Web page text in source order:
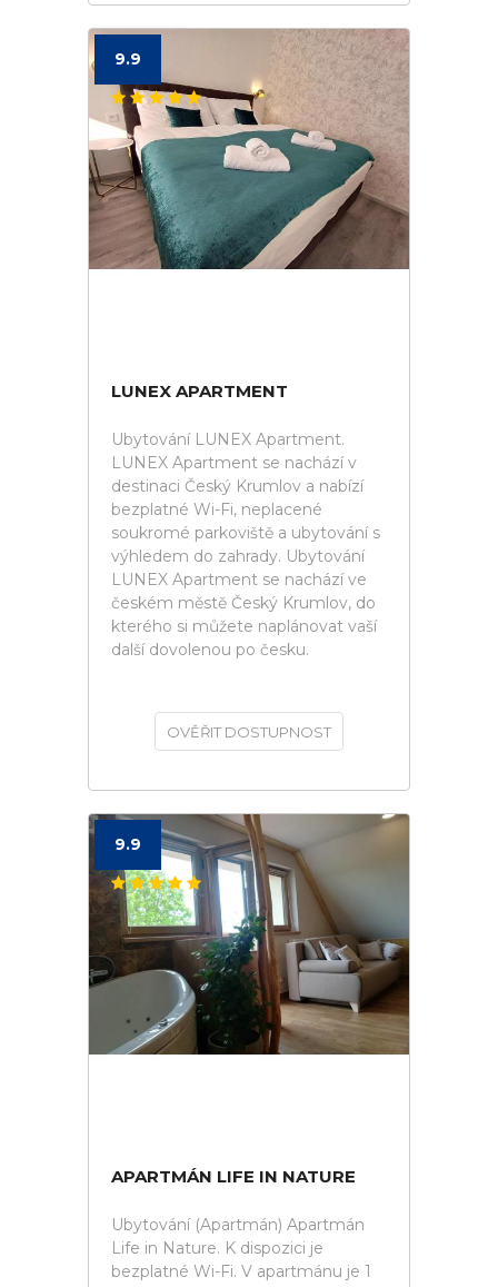
9.9
LUNEX APARTMENT
Ubytování LUNEX Apartment.
LUNEX Apartment se nachází v
destinaci Český Krumlov a nabízí
bezplatné Wi-Fi, neplacené
soukromé parkoviště a ubytování s
výhledem do zahrady. Ubytování
LUNEX Apartment se nachází ve
českém městě Český Krumlov, do
kterého si můžete naplánovat vaší
další dovolenou po česku.
OVĚŘIT DOSTUPNOST
9.9
APARTMÁN LIFE IN NATURE
Ubytování (Apartmán) Apartmán
Life in Nature. K dispozici je
bezplatné Wi-Fi. V apartmánu je 1